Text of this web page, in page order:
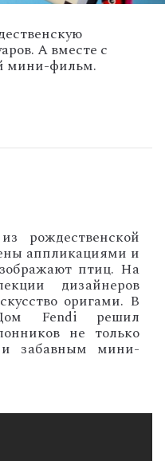
А вместе с
мини-фильм.
рождественской
аппликациями и
птиц. На
дизайнеров
оригами. В
Fendi решил
не только
забавным мини-